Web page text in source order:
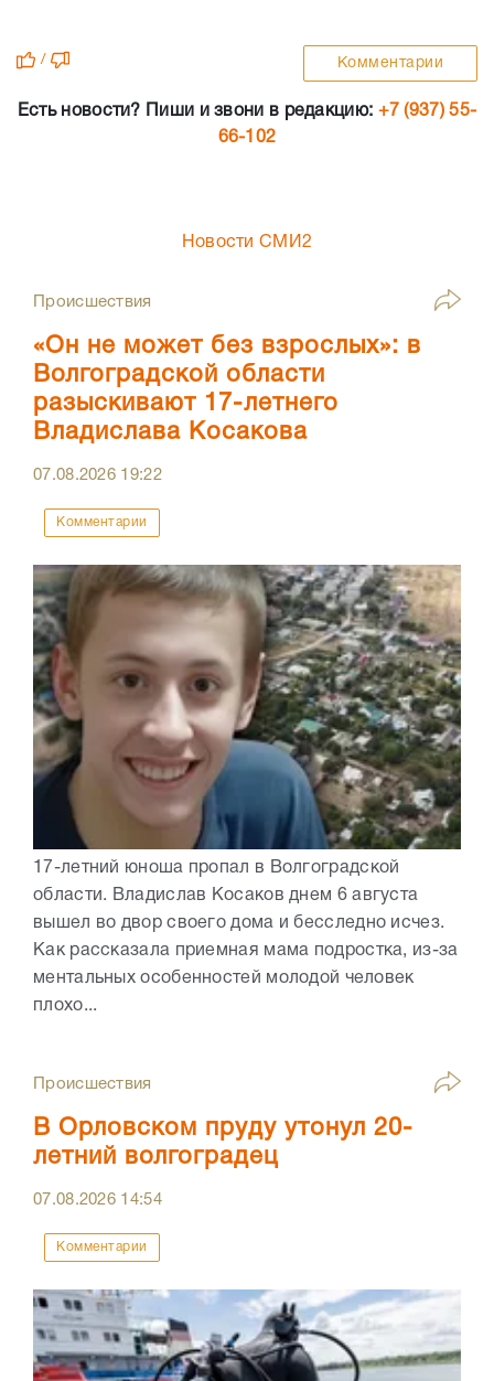
/ Комментарии
Есть новости? Пиши и звони в редакцию: +7 (937) 55-
66-102
Новости СМИ2
Происшествия
«Он не может без взрослых»: в
Волгоградской области
разыскивают 17-летнего
Владислава Косакова
07.08.2026 19:22
Комментарии
17-летний юноша пропал в Волгоградской
области. Владислав Косаков днем 6 августа
вышел во двор своего дома и бесследно исчез.
Как рассказала приемная мама подростка, из-за
ментальных особенностей молодой человек
плохо...
Происшествия
В Орловском пруду утонул 20-
летний волгоградец
07.08.2026 14:54
Комментарии